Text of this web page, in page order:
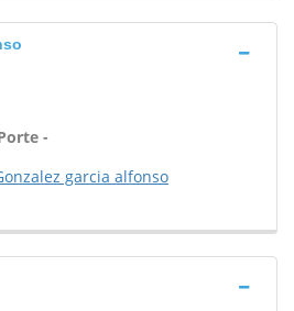
-
garcia alfonso